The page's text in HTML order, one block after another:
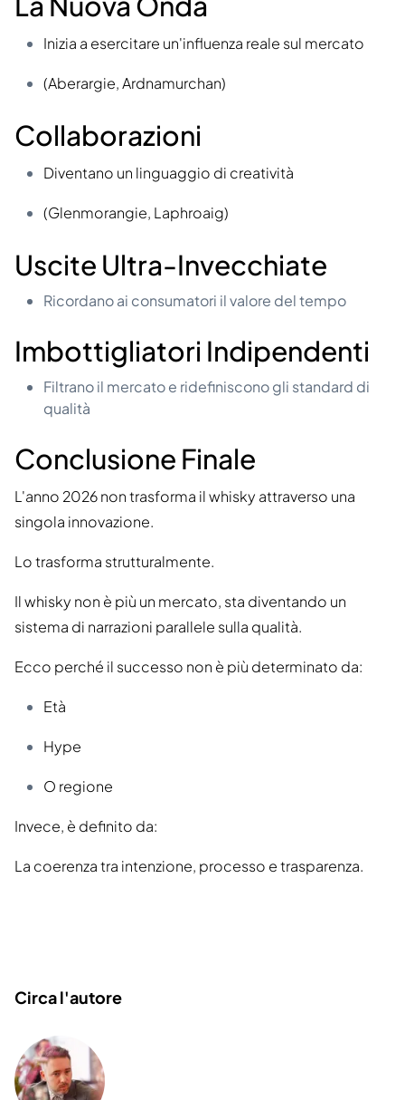
Inizia a esercitare un'influenza reale sul mercato
(Aberargie, Ardnamurchan)
Collaborazioni
Diventano un linguaggio di creatività
(Glenmorangie, Laphroaig)
Uscite Ultra-Invecchiate
Ricordano ai consumatori il valore del tempo
Imbottigliatori Indipendenti
Filtrano il mercato e ridefiniscono gli standard di
qualità
Conclusione Finale
L'anno 2026 non trasforma il whisky attraverso una
singola innovazione.
Lo trasforma strutturalmente.
Il whisky non è più un mercato, sta diventando un
sistema di narrazioni parallele sulla qualità.
Ecco perché il successo non è più determinato da:
Età
Hype
O regione
Invece, è definito da:
La coerenza tra intenzione, processo e trasparenza.
Circa l'autore